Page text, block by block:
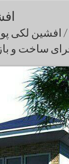
afshinlakipoor / افشین لکی پور / نقشه های معماری /
ساخت و